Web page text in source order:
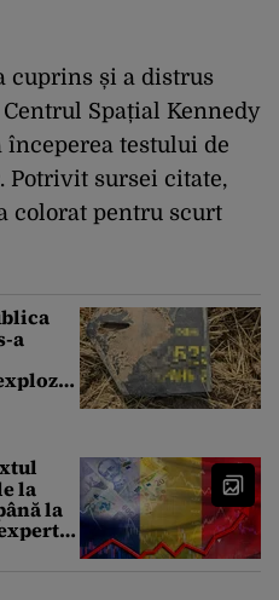
cuprins și a distrus
Spațial Kennedy
începerea testului de
Potrivit sursei citate,
colorat pentru scurt
a
la
la